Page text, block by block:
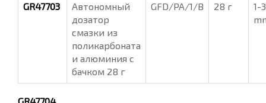
GR47703
Автономный
дозатор
смазки из
поликарбоната
и алюминия с
бачком 28 г
GFD/PA/1/B 28 г
1-